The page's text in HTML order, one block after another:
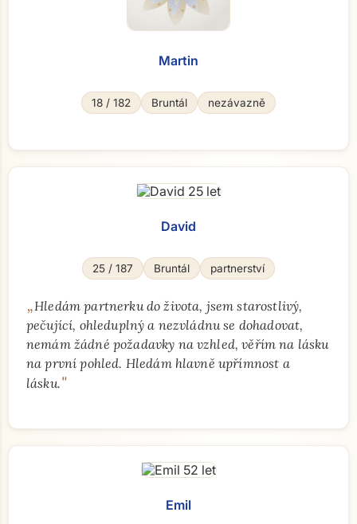
Martin
18 / 182 Bruntál nezávazně
David
25 / 187 Bruntál partnerství
„Hledám partnerku do života, jsem starostlivý,
pečující, ohleduplný a nezvládnu se dohadovat,
nemám žádné požadavky na vzhled, věřím na lásku
na první pohled. Hledám hlavně upřímnost a
lásku."
Emil